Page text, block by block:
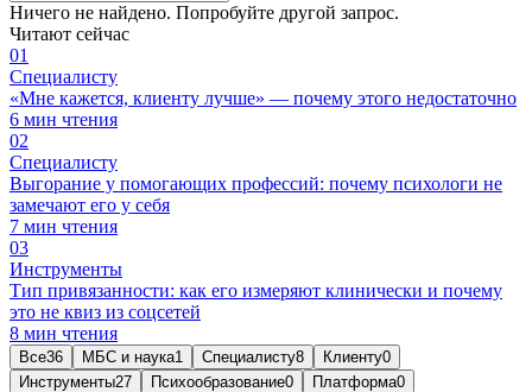
Ничего не найдено. Попробуйте другой запрос.
Читают сейчас
01
Специалисту
«Мне кажется, клиенту лучше» — почему этого недостаточно
6 мин чтения
02
Специалисту
Выгорание у помогающих профессий: почему психологи не
замечают его у себя
7 мин чтения
03
Инструменты
Тип привязанности: как его измеряют клинически и почему
это не квиз из соцсетей
8 мин чтения
Все36 МБС и наука1 Специалисту8 Клиенту0
Инструменты27 Психообразование0 Платформа0